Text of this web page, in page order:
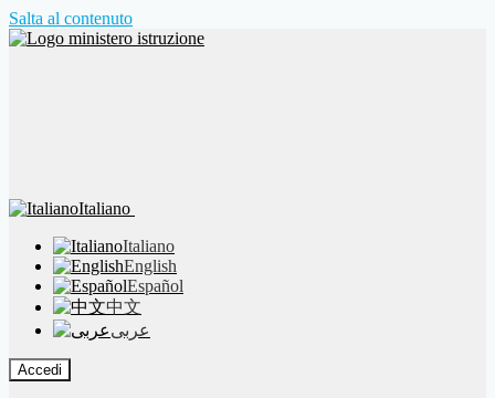
Salta al contenuto
Italiano
Italiano
English
Español
中文
عربى
Accedi